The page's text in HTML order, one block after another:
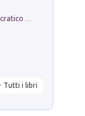
Tutti i libri